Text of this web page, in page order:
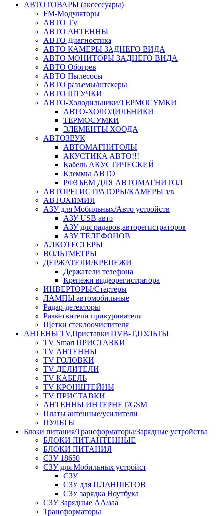
АВТОТОВАРЫ (аксессуары)
FM-Модуляторы
АВТО TV
АВТО АНТЕННЫ
АВТО Диагностика
АВТО КАМЕРЫ ЗАДНЕГО ВИДА
АВТО МОНИТОРЫ ЗАДНЕГО ВИДА
АВТО Обогрев
АВТО Пылесосы
АВТО разъемы/штекеры
АВТО ШТУЧКИ
АВТО-Холодильники/ТЕРМОСУМКИ
АВТО-ХОЛОДИЛЬНИКИ
ТЕРМОСУМКИ
ЭЛЕМЕНТЫ ХООДА
АВТОЗВУК
АВТОМАГНИТОЛЫ
АКУСТИКА АВТО!!!
Кабель АКУСТИЧЕСКИЙ
Клеммы АВТО
РФЗЪЕМ ДЛЯ АВТОМАГНИТОЛ
АВТОРЕГИСТРАТОРЫ/КАМЕРЫ з/в
АВТОХИМИЯ
АЗУ для Мобильных/Авто устройств
АЗУ USB авто
АЗУ для радаров,авторегистраторов
АЗУ ТЕЛЕФОНОВ
АЛКОТЕСТЕРЫ
ВОЛЬТМЕТРЫ
ДЕРЖАТЕЛИ/КРЕПЕЖИ
Держатели телефона
Крепежи видеорегистратора
ИНВЕРТОРЫ/Стартеры
ЛАМПЫ автомобильные
Радар-детекторы
Разветвители прикуривателя
Щетки стеклоочистителя
АНТЕНЫ ТV,Приставки DVB-T,ПУЛЬТЫ
TV Smart ПРИСТАВКИ
TV АНТЕННЫ
TV ГОЛОВКИ
TV ДЕЛИТЕЛИ
TV КАБЕЛЬ
TV КРОНШТЕЙНЫ
TV ПРИСТАВКИ
АНТЕННЫ ИНТЕРНЕТ/GSM
Платы антенные/усилители
ПУЛЬТЫ
Блоки питания/Трансформаторы/Зарядные устройства
БЛОКИ ПИТ.АНТЕННЫЕ
БЛОКИ ПИТАНИЯ
СЗУ 18650
СЗУ для Мобильных устройст
СЗУ
СЗУ для ПЛАНШЕТОВ
СЗУ зарядка Ноутбука
СЗУ Зарядные АА/ааа
Трансформаторы